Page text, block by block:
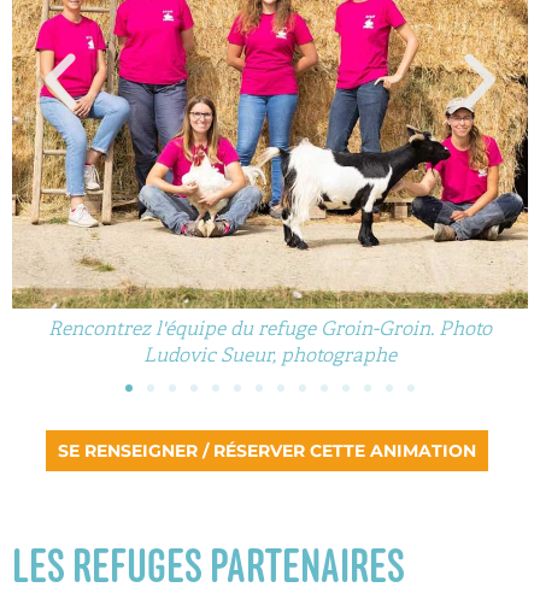
Rencontrez l'équipe du refuge Groin-Groin. Photo
Ludovic Sueur, photographe
SE RENSEIGNER / RÉSERVER CETTE ANIMATION
LES REFUGES PARTENAIRES